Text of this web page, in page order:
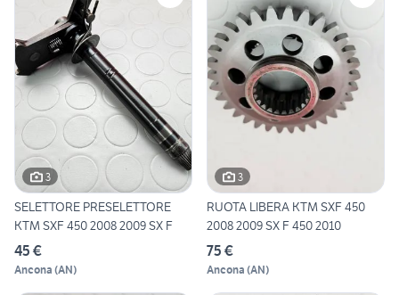
3
SELETTORE PRESELETTORE
KTM SXF 450 2008 2009 SX F
45 €
Ancona (AN)
3
RUOTA LIBERA KTM SXF 450
2008 2009 SX F 450 2010
75 €
Ancona (AN)